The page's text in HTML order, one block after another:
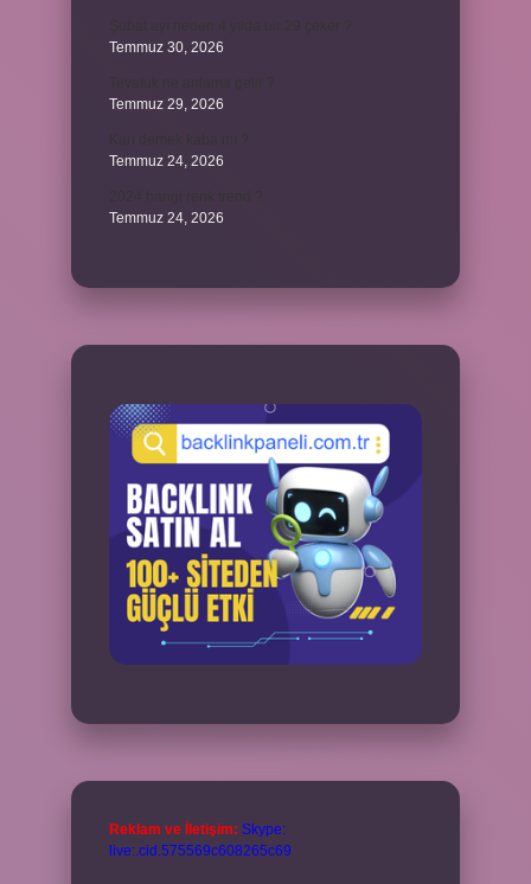
Temmuz 30, 2026
Temmuz 29, 2026
Temmuz 24, 2026
Temmuz 24, 2026
Reklam ve İletişim: Skype:
live:.cid.575569c608265c69